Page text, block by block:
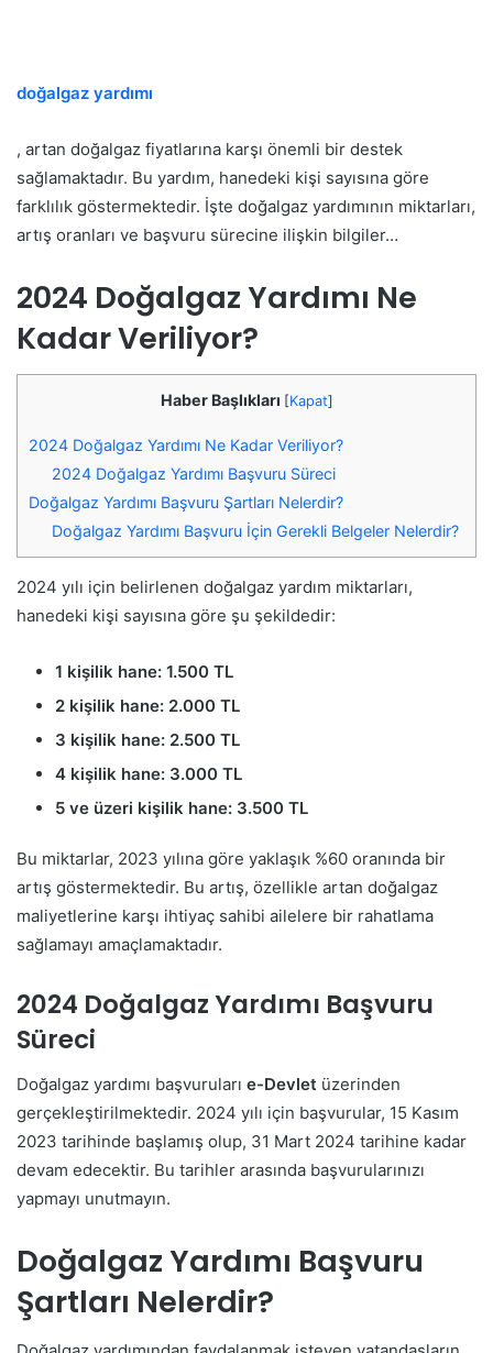
doğalgaz yardımı
, artan doğalgaz fiyatlarına karşı önemli bir destek
sağlamaktadır. Bu yardım, hanedeki kişi sayısına göre
farklılık göstermektedir. İşte doğalgaz yardımının miktarları,
artış oranları ve başvuru sürecine ilişkin bilgiler…
2024 Doğalgaz Yardımı Ne
Kadar Veriliyor?
Haber Başlıkları [Kapat]
2024 Doğalgaz Yardımı Ne Kadar Veriliyor?
2024 Doğalgaz Yardımı Başvuru Süreci
Doğalgaz Yardımı Başvuru Şartları Nelerdir?
Doğalgaz Yardımı Başvuru İçin Gerekli Belgeler Nelerdir?
2024 yılı için belirlenen doğalgaz yardım miktarları,
hanedeki kişi sayısına göre şu şekildedir:
1 kişilik hane: 1.500 TL
2 kişilik hane: 2.000 TL
3 kişilik hane: 2.500 TL
4 kişilik hane: 3.000 TL
5 ve üzeri kişilik hane: 3.500 TL
Bu miktarlar, 2023 yılına göre yaklaşık %60 oranında bir
artış göstermektedir. Bu artış, özellikle artan doğalgaz
maliyetlerine karşı ihtiyaç sahibi ailelere bir rahatlama
sağlamayı amaçlamaktadır.
2024 Doğalgaz Yardımı Başvuru
Süreci
Doğalgaz yardımı başvuruları e-Devlet üzerinden
gerçekleştirilmektedir. 2024 yılı için başvurular, 15 Kasım
2023 tarihinde başlamış olup, 31 Mart 2024 tarihine kadar
devam edecektir. Bu tarihler arasında başvurularınızı
yapmayı unutmayın.
Doğalgaz Yardımı Başvuru
Şartları Nelerdir?